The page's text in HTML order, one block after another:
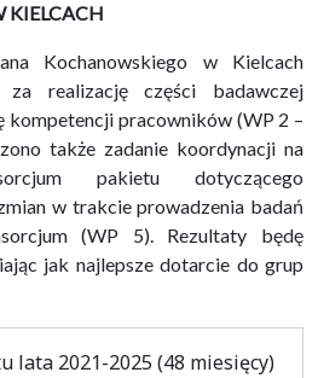
KIELCACH
Kochanowskiego w Kielcach
za realizację części badawczej
kompetencji pracowników (WP 2 –
także zadanie koordynacji na
pakietu dotyczącego
w trakcie prowadzenia badań
(WP 5). Rezultaty będę
jak najlepsze dotarcie do grup
lata 2021-2025 (48 miesięcy)